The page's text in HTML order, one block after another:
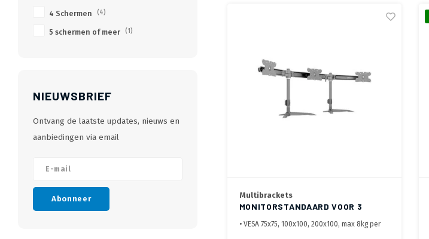
4 Schermen (4)
5 schermen of meer (1)
NIEUWSBRIEF
Ontvang de laatste updates, nieuws en
aanbiedingen via email
Abonneer Multibrackets
MONITORSTANDAARD VOOR 3
SCHERMEN
• VESA 75x75, 100x100, 200x100, max 8kg per